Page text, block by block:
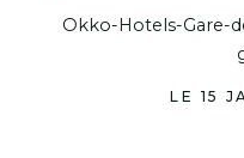
Okko-Hotels-Gare-
LE 15